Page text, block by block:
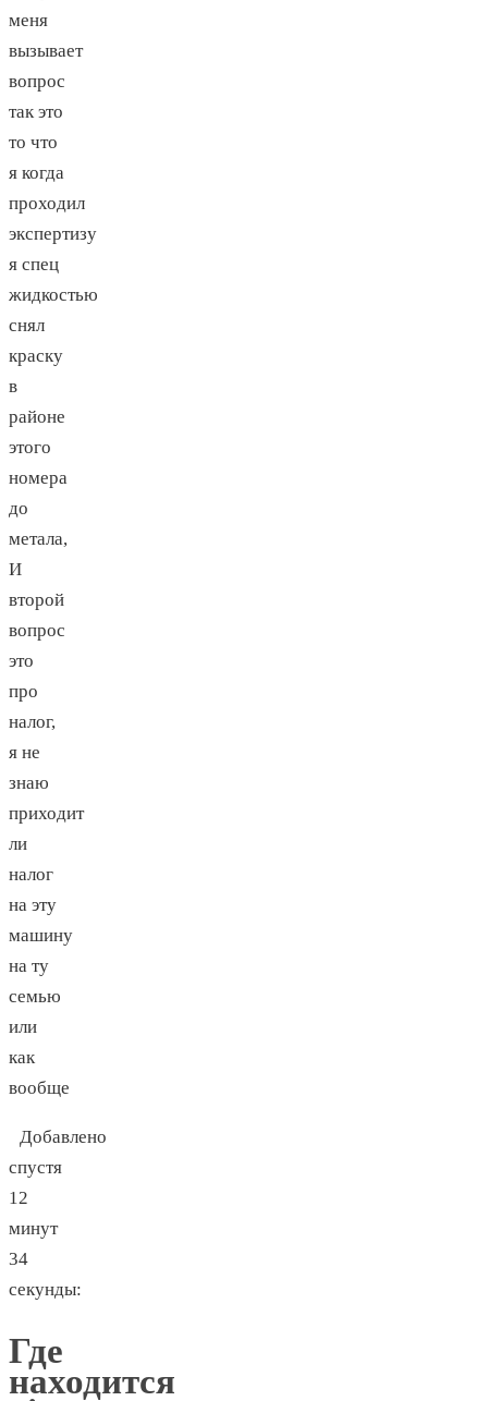
меня
вызывает
вопрос
так это
то что
я когда
проходил
экспертизу
я спец
жидкостью
снял
краску
в
районе
этого
номера
до
метала,
И
второй
вопрос
это
про
налог,
я не
знаю
приходит
ли
налог
на эту
машину
на ту
семью
или
как
вообще
Добавлено
спустя
12
минут
34
секунды:
Где
находится